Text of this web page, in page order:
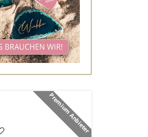
Premium Anbieter